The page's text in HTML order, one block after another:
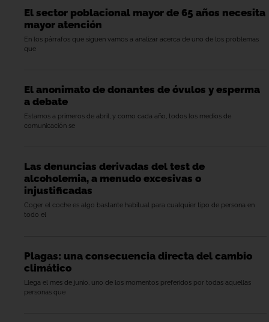
El sector poblacional mayor de 65 años necesita
mayor atención
En los párrafos que siguen vamos a analizar acerca de uno de los problemas
que
El anonimato de donantes de óvulos y esperma
a debate
Estamos a primeros de abril, y como cada año, todos los medios de
comunicación se
Las denuncias derivadas del test de
alcoholemia, a menudo excesivas o
injustificadas
Coger el coche es algo bastante habitual para cualquier tipo de persona en
todo el
Plagas: una consecuencia directa del cambio
climático
Llega el mes de junio, uno de los momentos preferidos por todas aquellas
personas que